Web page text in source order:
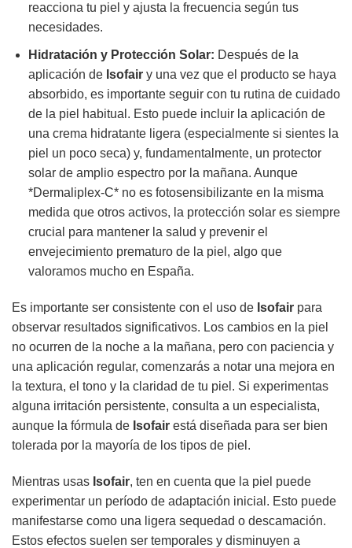
reacciona tu piel y ajusta la frecuencia según tus
necesidades.
Hidratación y Protección Solar: Después de la
aplicación de Isofairy una vez que el producto se haya
absorbido, es importante seguir con tu rutina de cuidado
de la piel habitual. Esto puede incluir la aplicación de
una crema hidratante ligera (especialmente si sientes la
piel un poco seca) y, fundamentalmente, un protector
solar de amplio espectro por la mañana. Aunque
*Dermaliplex-C* no es fotosensibilizante en la misma
medida que otros activos, la protección solar es siempre
crucial para mantener la salud y prevenir el
envejecimiento prematuro de la piel, algo que
valoramos mucho en España.
Es importante ser consistente con el uso de Isofair para
observar resultados significativos. Los cambios en la piel
no ocurren de la noche a la mañana, pero con paciencia y
una aplicación regular, comenzarás a notar una mejora en
la textura, el tono y la claridad de tu piel. Si experimentas
alguna irritación persistente, consulta a un especialista,
aunque la fórmula de Isofair está diseñada para ser bien
tolerada por la mayoría de los tipos de piel.
Mientras usas Isofair, ten en cuenta que la piel puede
experimentar un período de adaptación inicial. Esto puede
manifestarse como una ligera sequedad o descamación.
Estos efectos suelen ser temporales y disminuyen a